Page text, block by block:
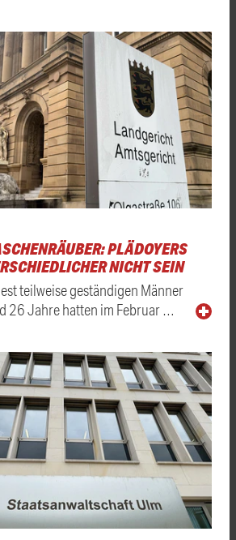
PLÄDOYERS
NICHT SEIN
teilweise geständigen Männer
26 Jahre hatten im Februar …